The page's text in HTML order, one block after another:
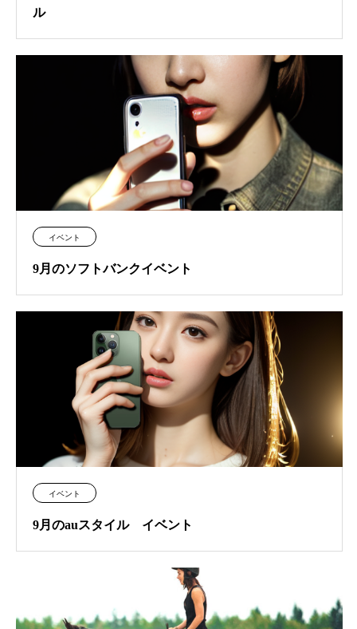
ル
イベント
9月のソフトバンクイベント
イベント
9月のauスタイル イベント